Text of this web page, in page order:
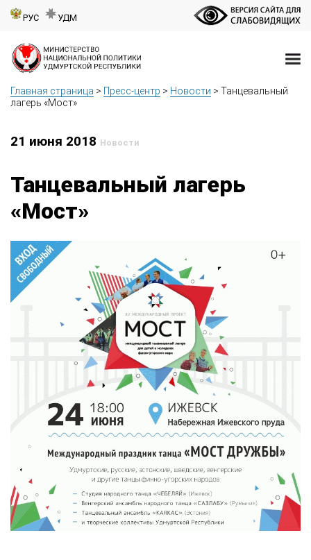
РУС УДМ
Главная страница > Пресс-центр > Новости > Танцевальный
лагерь «Мост»
21 июня 2018 Новости
Танцевальный лагерь
«Мост»